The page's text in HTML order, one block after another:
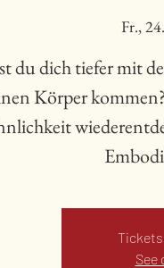
Fr.,
du dich tiefer mit
Körper
See